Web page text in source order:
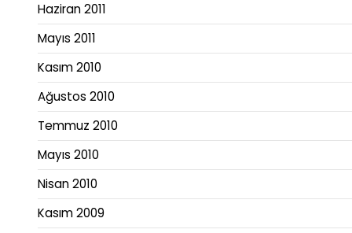
Haziran 2011
Mayıs 2011
Kasım 2010
Ağustos 2010
Temmuz 2010
Mayıs 2010
Nisan 2010
Kasım 2009